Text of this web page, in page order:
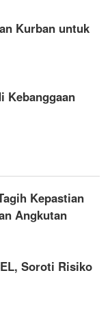
Kurban untuk
Kebanggaan
Kepastian
Angkutan
Soroti Risiko